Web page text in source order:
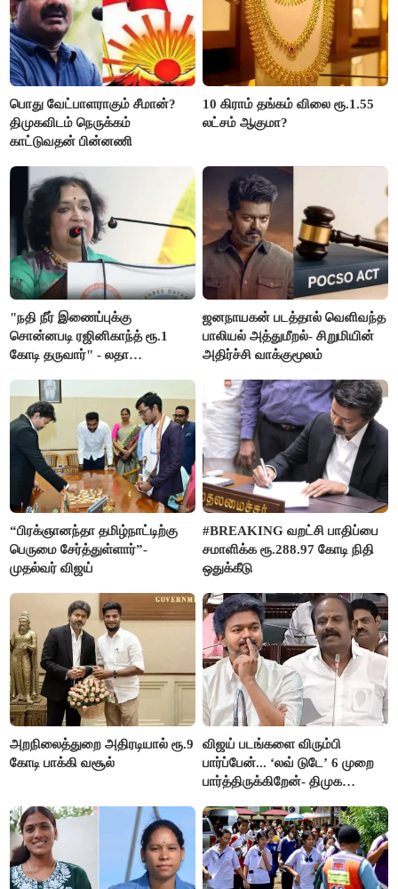
பொது வேட்பாளராகும் சீமான்?
திமுகவிடம் நெருக்கம்
காட்டுவதன் பின்னணி
10 கிராம் தங்கம் விலை ரூ.1.55
லட்சம் ஆகுமா?
"நதி நீர் இணைப்புக்கு
சொன்னபடி ரஜினிகாந்த் ரூ.1
கோடி தருவார்" - லதா
ஜனநாயகன் படத்தால் வெளிவந்த
பாலியல் அத்துமீறல்- சிறுமியின்
அதிர்ச்சி வாக்குமூலம்
“பிரக்ஞானந்தா தமிழ்நாட்டிற்கு
பெருமை சேர்த்துள்ளார்”-
முதல்வர் விஜய்
#BREAKING வறட்சி பாதிப்பை
சமாளிக்க ரூ.288.97 கோடி நிதி
ஒதுக்கீடு
அறநிலைத்துறை அதிரடியால் ரூ.9
கோடி பாக்கி வசூல்
விஜய் படங்களை விரும்பி
பார்ப்பேன்... ‘லவ் டுடே’ 6 முறை
பார்த்திருக்கிறேன்- திமுக